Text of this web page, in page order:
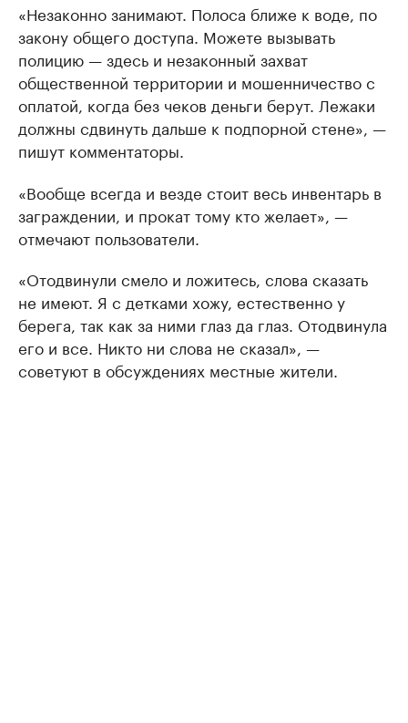
«Незаконно занимают. Полоса ближе к воде, по
закону общего доступа. Можете вызывать
полицию — здесь и незаконный захват
общественной территории и мошенничество с
оплатой, когда без чеков деньги берут. Лежаки
должны сдвинуть дальше к подпорной стене», —
пишут комментаторы.
«Вообще всегда и везде стоит весь инвентарь в
заграждении, и прокат тому кто желает», —
отмечают пользователи.
«Отодвинули смело и ложитесь, слова сказать
не имеют. Я с детками хожу, естественно у
берега, так как за ними глаз да глаз. Отодвинула
его и все. Никто ни слова не сказал», —
советуют в обсуждениях местные жители.